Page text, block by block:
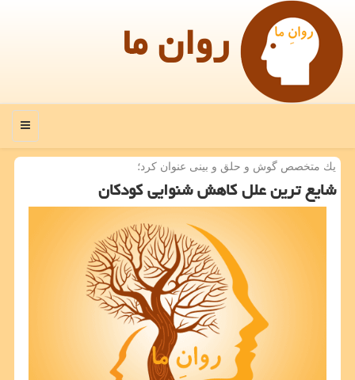
روان ما
منو
یك متخصص گوش و حلق و بینی عنوان كرد؛
شایع ترین علل كاهش شنوایی كودكان